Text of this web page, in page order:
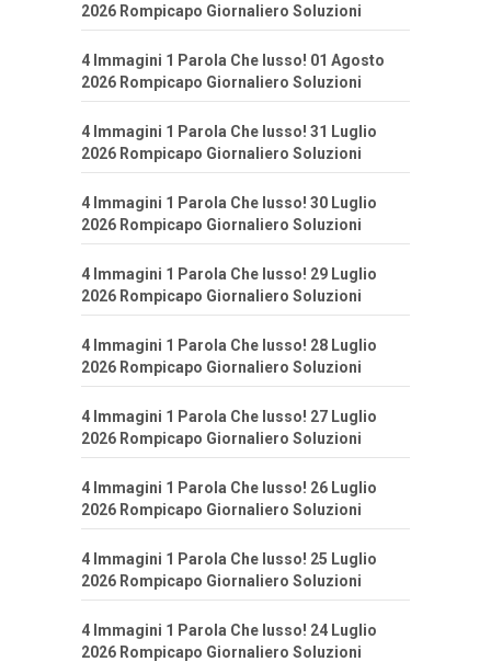
2026 Rompicapo Giornaliero Soluzioni
4 Immagini 1 Parola Che lusso! 01 Agosto
2026 Rompicapo Giornaliero Soluzioni
4 Immagini 1 Parola Che lusso! 31 Luglio
2026 Rompicapo Giornaliero Soluzioni
4 Immagini 1 Parola Che lusso! 30 Luglio
2026 Rompicapo Giornaliero Soluzioni
4 Immagini 1 Parola Che lusso! 29 Luglio
2026 Rompicapo Giornaliero Soluzioni
4 Immagini 1 Parola Che lusso! 28 Luglio
2026 Rompicapo Giornaliero Soluzioni
4 Immagini 1 Parola Che lusso! 27 Luglio
2026 Rompicapo Giornaliero Soluzioni
4 Immagini 1 Parola Che lusso! 26 Luglio
2026 Rompicapo Giornaliero Soluzioni
4 Immagini 1 Parola Che lusso! 25 Luglio
2026 Rompicapo Giornaliero Soluzioni
4 Immagini 1 Parola Che lusso! 24 Luglio
2026 Rompicapo Giornaliero Soluzioni